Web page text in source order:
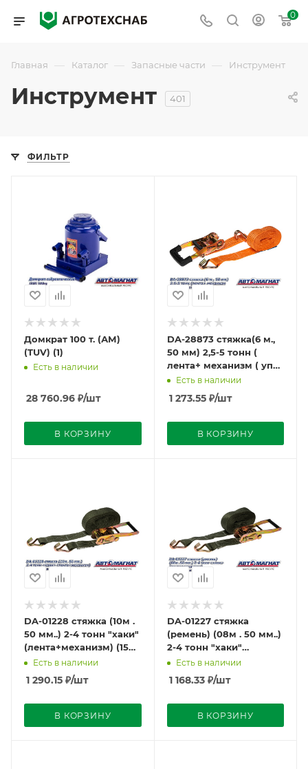
0
Главная — Каталог — Запасные части — Инструмент
Инструмент 401
ФИЛЬТР
Домкрат 100 т. (АМ)
(TUV) (1)
Есть в наличии
28 760.96 ₽/шт
В КОРЗИНУ
DA-28873 стяжка(6 м.,
50 мм) 2,5-5 тонн (
лента+ механизм ( упак
15 шт)
Есть в наличии
1 273.55₽/шт
В КОРЗИНУ
DA-01228 стяжка (10м .
50 мм..) 2-4 тонн "хаки"
(лента+механизм) (15
или 12 в упак)
Есть в наличии
1 290.15 ₽/шт
В КОРЗИНУ
DA-01227 стяжка
(ремень) (08м . 50 мм..)
2-4 тонн "хаки"
(лента+механизм) (15
или 12 в упак)
Есть в наличии
1 168.33₽/шт
В КОРЗИНУ